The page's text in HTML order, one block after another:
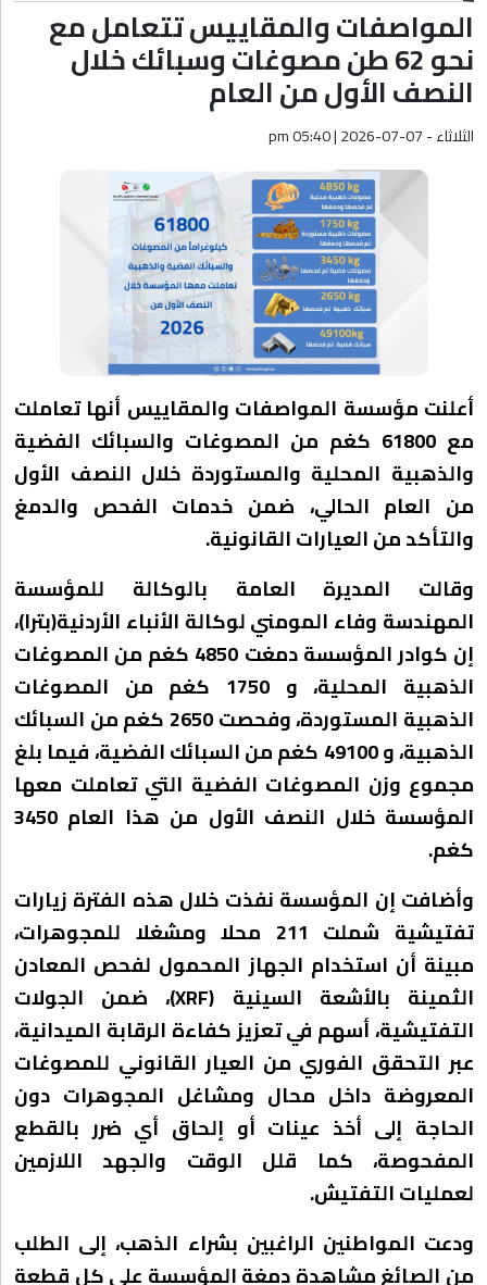
المواصفات والمقاييس تتعامل مع
نحو 62 طن مصوغات وسبائك خلال
النصف الأول من العام
الثلاثاء - pm 05:40 | 2026-07-07
أعلنت مؤسسة المواصفات والمقاييس أنها تعاملت
مع 61800 كغم من المصوغات والسبائك الفضية
والذهبية المحلية والمستوردة خلال النصف الأول
من العام الحالي، ضمن خدمات الفحص والدمغ
والتأكد من العيارات القانونية.
وقالت المديرة العامة بالوكالة للمؤسسة
المهندسة وفاء المومني لوكالة الأنباء الأردنية(بترا)،
إن كوادر المؤسسة دمغت 4850 كغم من المصوغات
الذهبية المحلية، و 1750 كغم من المصوغات
الذهبية المستوردة، وفحصت 2650 كغم من السبائك
الذهبية، و 49100 كغم من السبائك الفضية، فيما بلغ
مجموع وزن المصوغات الفضية التي تعاملت معها
المؤسسة خلال النصف الأول من هذا العام 3450
كغم.
وأضافت إن المؤسسة نفذت خلال هذه الفترة زيارات
تفتيشية شملت 211 محلا ومشغلا للمجوهرات،
مبينة أن استخدام الجهاز المحمول لفحص المعادن
الثمينة بالأشعة السينية (XRF)، ضمن الجولات
التفتيشية، أسهم في تعزيز كفاءة الرقابة الميدانية،
عبر التحقق الفوري من العيار القانوني للمصوغات
المعروضة داخل محال ومشاغل المجوهرات دون
الحاجة إلى أخذ عينات أو إلحاق أي ضرر بالقطع
المفحوصة، كما قلل الوقت والجهد اللازمين
لعمليات التفتيش.
ودعت المواطنين الراغبين بشراء الذهب، إلى الطلب
من الصائغ مشاهدة دمغة المؤسسة على كل قطعة